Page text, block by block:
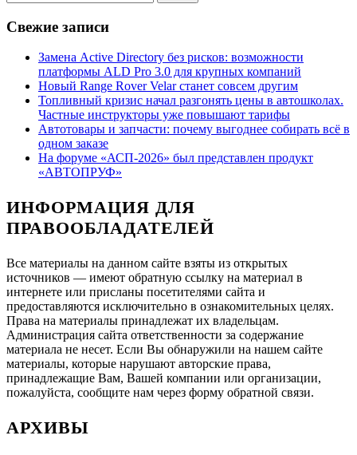
Свежие записи
Замена Active Directory без рисков: возможности
платформы ALD Pro 3.0 для крупных компаний
Новый Range Rover Velar станет совсем другим
Топливный кризис начал разгонять цены в автошколах.
Частные инструкторы уже повышают тарифы
Автотовары и запчасти: почему выгоднее собирать всё в
одном заказе
На форуме «АСП-2026» был представлен продукт
«АВТОПРУФ»
ИНФОРМАЦИЯ ДЛЯ
ПРАВООБЛАДАТЕЛЕЙ
Все материалы на данном сайте взяты из открытых
источников — имеют обратную ссылку на материал в
интернете или присланы посетителями сайта и
предоставляются исключительно в ознакомительных целях.
Права на материалы принадлежат их владельцам.
Администрация сайта ответственности за содержание
материала не несет. Если Вы обнаружили на нашем сайте
материалы, которые нарушают авторские права,
принадлежащие Вам, Вашей компании или организации,
пожалуйста, сообщите нам через форму обратной связи.
АРХИВЫ